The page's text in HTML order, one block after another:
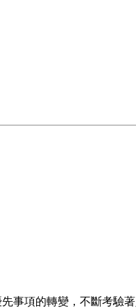
事項的轉變，不斷考驗